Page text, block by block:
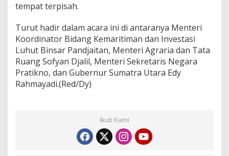
tempat terpisah.
Turut hadir dalam acara ini di antaranya Menteri
Koordinator Bidang Kemaritiman dan Investasi
Luhut Binsar Pandjaitan, Menteri Agraria dan Tata
Ruang Sofyan Djalil, Menteri Sekretaris Negara
Pratikno, dan Gubernur Sumatra Utara Edy
Rahmayadi.(Red/Dy)
Ikuti Kami